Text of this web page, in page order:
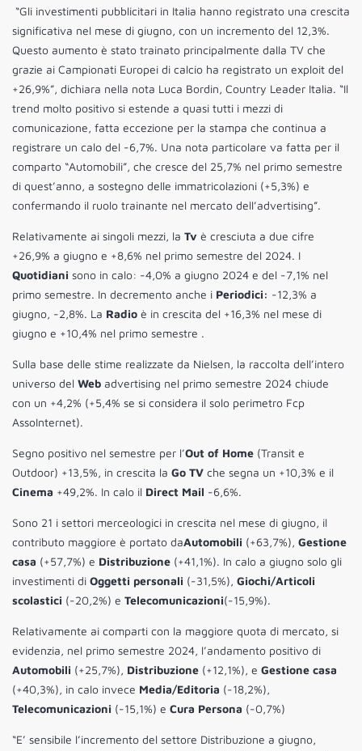
“Gli investimenti pubblicitari in Italia hanno registrato una crescita
significativa nel mese di giugno, con un incremento del 12,3%.
Questo aumento è stato trainato principalmente dalla TV che
grazie ai Campionati Europei di calcio ha registrato un exploit del
+26,9%”, dichiara nella nota Luca Bordin, Country Leader Italia. “Il
trend molto positivo si estende a quasi tutti i mezzi di
comunicazione, fatta eccezione per la stampa che continua a
registrare un calo del -6,7%. Una nota particolare va fatta per il
comparto “Automobili”, che cresce del 25,7% nel primo semestre
di quest’anno, a sostegno delle immatricolazioni (+5,3%) e
confermando il ruolo trainante nel mercato dell’advertising”.
Relativamente ai singoli mezzi, la Tv è cresciuta a due cifre
+26,9% a giugno e +8,6% nel primo semestre del 2024. I
Quotidiani sono in calo: -4,0% a giugno 2024 e del -7,1% nel
primo semestre. In decremento anche i Periodici: -12,3% a
giugno, -2,8%. La Radio è in crescita del +16,3% nel mese di
giugno e +10,4% nel primo semestre .
Sulla base delle stime realizzate da Nielsen, la raccolta dell’intero
universo del Web advertising nel primo semestre 2024 chiude
con un +4,2% (+5,4% se si considera il solo perimetro Fcp
AssoInternet).
Segno positivo nel semestre per l’Out of Home (Transit e
Outdoor) +13,5%, in crescita la Go TV che segna un +10,3% e il
Cinema +49,2%. In calo il Direct Mail -6,6%.
Sono 21 i settori merceologici in crescita nel mese di giugno, il
contributo maggiore è portato daAutomobili (+63,7%), Gestione
casa (+57,7%) e Distribuzione (+41,1%). In calo a giugno solo gli
investimenti di Oggetti personali (-31,5%), Giochi/Articoli
scolastici (-20,2%) e Telecomunicazioni(-15,9%).
Relativamente ai comparti con la maggiore quota di mercato, si
evidenzia, nel primo semestre 2024, l’andamento positivo di
Automobili (+25,7%), Distribuzione (+12,1%), e Gestione casa
(+40,3%), in calo invece Media/Editoria (-18,2%),
Telecomunicazioni (-15,1%) e Cura Persona (-0,7%)
“E’ sensibile l’incremento del settore Distribuzione a giugno,